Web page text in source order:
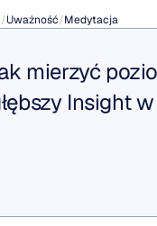
/Uważność/Medytacja
mierzyć
Insight